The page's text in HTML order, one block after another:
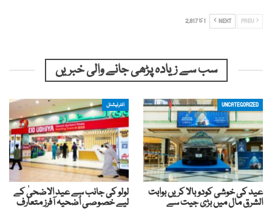
NEXT 1 کا 2,817
سب سے زیادہ پڑھی جانے والی خبریں
UNCATEGORIZED
عید کی خوشی کودوبالا کریں بوابت
الشرق مال میں بڑی جیت سے
انٹرنیشنل
لولو کی جانب سے عید الاضحیٰ کے
لیے خصوصی اُضحیہ آفرز متعارف